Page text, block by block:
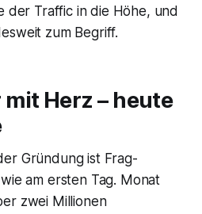
der Traffic in die Höhe, und
zum Begriff.
mit Herz – heute
Gründung ist Frag-
wie am ersten Tag. Monat
zwei Millionen